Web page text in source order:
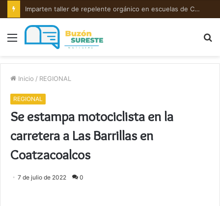
Imparten taller de repelente orgánico en escuelas de Cosoleacaque.
Menú
Inicio / REGIONAL
REGIONAL
Se estampa motociclista en la
carretera a Las Barrillas en
Coatzacoalcos
7 de julio de 2022 0